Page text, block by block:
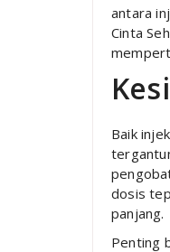
antara
Cinta
Baik
dosis
panjang.
Penting